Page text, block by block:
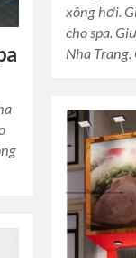
xông hơi.
cho spa.
Nha Trang.